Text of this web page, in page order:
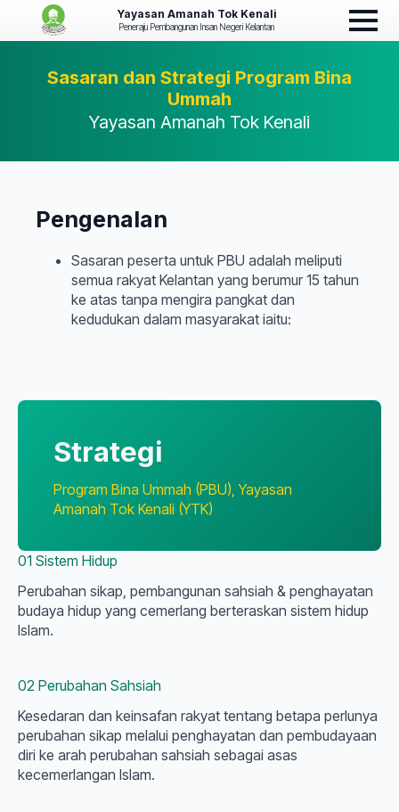
Yayasan Amanah Tok Kenali
Peneraju Pembangunan Insan Negeri Kelantan
Sasaran dan Strategi Program Bina
Ummah
Yayasan Amanah Tok Kenali
Pengenalan
Sasaran peserta untuk PBU adalah meliputi
semua rakyat Kelantan yang berumur 15 tahun
ke atas tanpa mengira pangkat dan
kedudukan dalam masyarakat iaitu:
Strategi
Program Bina Ummah (PBU), Yayasan
Amanah Tok Kenali (YTK)
01 Sistem Hidup
Perubahan sikap, pembangunan sahsiah & penghayatan
budaya hidup yang cemerlang berteraskan sistem hidup
Islam.
02 Perubahan Sahsiah
Kesedaran dan keinsafan rakyat tentang betapa perlunya
perubahan sikap melalui penghayatan dan pembudayaan
diri ke arah perubahan sahsiah sebagai asas
kecemerlangan Islam.